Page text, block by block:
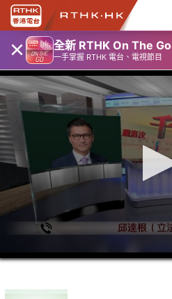
× 全新 RTHK On The Go
一手掌握 RTHK 電台、電視節目
seconds